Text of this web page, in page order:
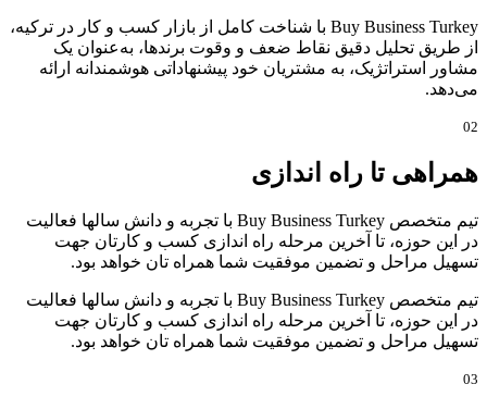
Buy Business Turkey با شناخت کامل از بازار کسب و کار در ترکیه،
از طریق تحلیل دقیق نقاط ضعف و وقوت برندها، به‌عنوان یک
مشاور استراتژیک، به مشتریان خود پیشنهاداتی هوشمندانه ارائه
می‌دهد.
02
همراهی تا راه اندازی
تیم متخصص Buy Business Turkey با تجربه و دانش سالها فعالیت
در این حوزه، تا آخرین مرحله راه اندازی کسب و کارتان جهت
تسهیل مراحل و تضمین موفقیت شما همراه تان خواهد بود.
تیم متخصص Buy Business Turkey با تجربه و دانش سالها فعالیت
در این حوزه، تا آخرین مرحله راه اندازی کسب و کارتان جهت
تسهیل مراحل و تضمین موفقیت شما همراه تان خواهد بود.
03